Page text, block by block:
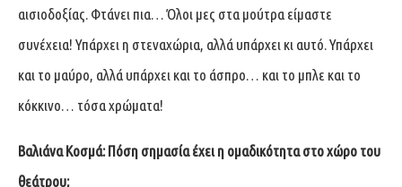
αισιοδοξίας. Φτάνει πια… Όλοι μες στα μούτρα είμαστε
συνέχεια! Υπάρχει η στεναχώρια, αλλά υπάρχει κι αυτό. Υπάρχει
και το μαύρο, αλλά υπάρχει και το άσπρο… και το μπλε και το
κόκκινο… τόσα χρώματα!
Βαλιάνα Κοσμά: Πόση σημασία έχει η ομαδικότητα στο χώρο του
θεάτρου;